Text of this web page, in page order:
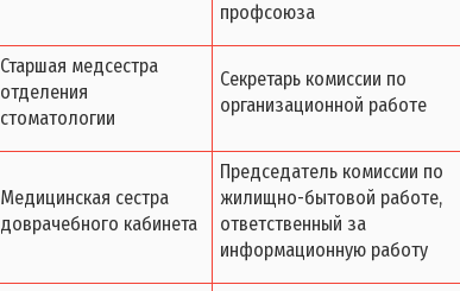
профсоюза
Старшая медсестра
отделения
стоматологии
Секретарь комиссии по
организационной работе
Медицинская сестра
доврачебного кабинета
Председатель комиссии по
жилищно-бытовой работе,
ответственный за
информационную работу